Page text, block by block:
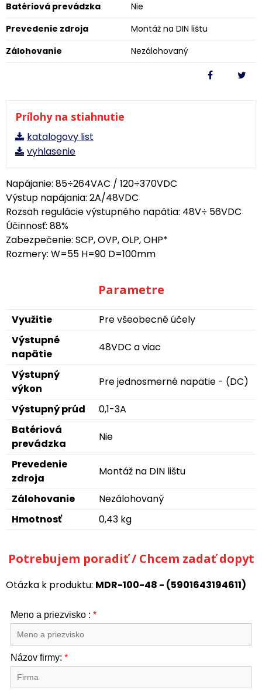
Batériová prevádzka
Nie
Prevedenie zdroja
Montáž na DIN lištu
Zálohovanie
Nezálohovaný
Prílohy na stiahnutie
katalogovy list
vyhlasenie
Napájanie: 85÷264VAC / 120÷370VDC
Výstup napájania: 2A/48VDC
Rozsah regulácie výstupného napätia: 48V÷ 56VDC
Účinnosť: 88%
Zabezpečenie: SCP, OVP, OLP, OHP*
Rozmery: W=55 H=90 D=100mm
Parametre
Využitie
Pre všeobecné účely
Výstupné
napätie
48VDC a viac
Výstupný
výkon
Pre jednosmerné napätie - (DC)
Výstupný prúd
0,1-3A
Batériová
prevádzka
Nie
Prevedenie
zdroja
Montáž na DIN lištu
Zálohovanie
Nezálohovaný
Hmotnosť
0,43 kg
Potrebujem poradiť / Chcem zadať dopyt
Otázka k produktu: MDR-100-48 - (5901643194611)